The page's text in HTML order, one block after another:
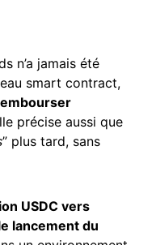
n’a jamais été
smart contract,
précise aussi que
” plus tard, sans
USDC vers
lancement du